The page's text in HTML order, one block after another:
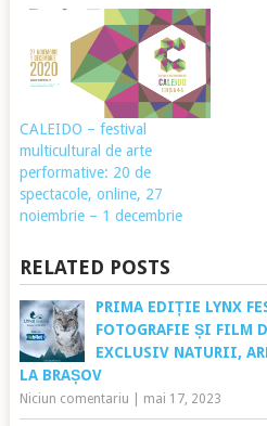
CALEIDO – festival
multicultural de arte
performative: 20 de
spectacole, online, 27
noiembrie – 1 decembrie
RELATED POSTS
PRIMA EDIȚIE LYNX
FOTOGRAFIE ȘI FILM
EXCLUSIV NATURII,
LA BRAȘOV
Niciun comentariu mai 17, 2023